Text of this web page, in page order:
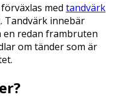
med tandvärk
Tandvärk innebär
redan frambruten
om tänder som är